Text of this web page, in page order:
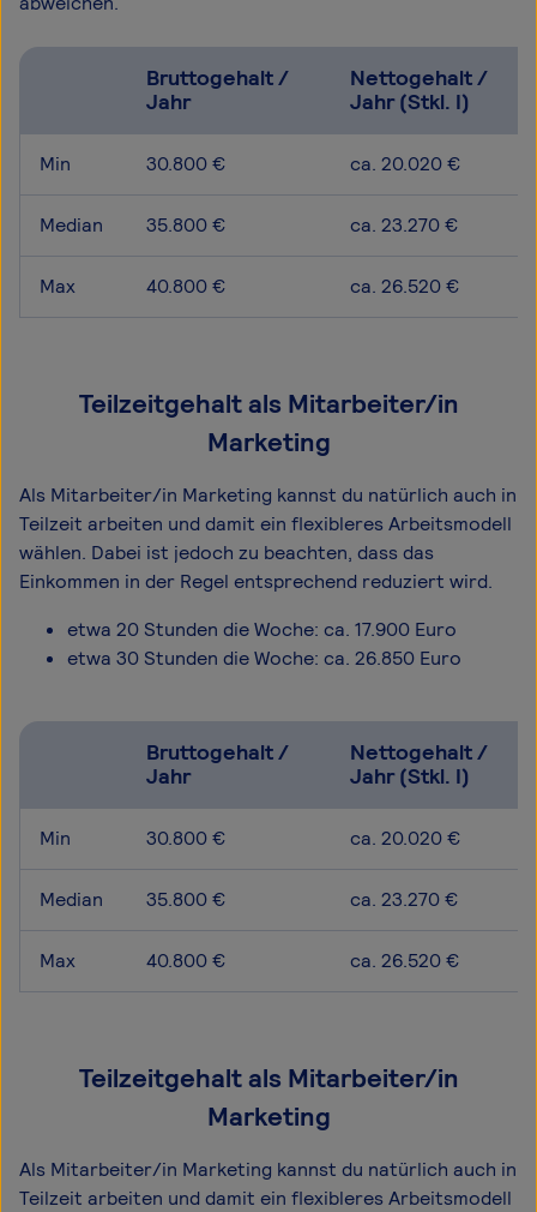
Bruttogehalt /
Jahr
Nettogehalt /
Jahr (Stkl. I)
Min 30.800 € ca. 20.020 €
Median 35.800 € ca. 23.270 €
Max 40.800 € ca. 26.520 €
Teilzeitgehalt als Mitarbeiter/in
Marketing
Als Mitarbeiter/in Marketing kannst du natürlich auch in
Teilzeit arbeiten und damit ein flexibleres Arbeitsmodell
wählen. Dabei ist jedoch zu beachten, dass das
Einkommen in der Regel entsprechend reduziert wird.
etwa 20 Stunden die Woche: ca. 17.900 Euro
etwa 30 Stunden die Woche: ca. 26.850 Euro
Bruttogehalt /
Jahr
Nettogehalt /
Jahr (Stkl. I)
Min 30.800 € ca. 20.020 €
Median 35.800 € ca. 23.270 €
Max 40.800 € ca. 26.520 €
Teilzeitgehalt als Mitarbeiter/in
Marketing
Als Mitarbeiter/in Marketing kannst du natürlich auch in
Teilzeit arbeiten und damit ein flexibleres Arbeitsmodell